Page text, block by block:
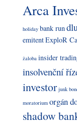
Arca
holiday bank run
emitentExploR
žaloba insider
insolvenční
investor junk
moratorium orgán
shadow